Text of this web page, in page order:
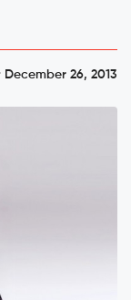
December 26, 2013